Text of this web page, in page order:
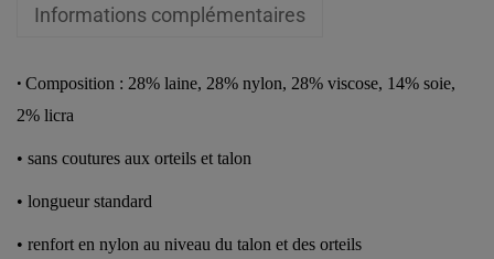
Informations complémentaires
• Composition : 28% laine, 28% nylon, 28% viscose, 14% soie,
2% licra
• sans coutures aux orteils et talon
• longueur standard
• renfort en nylon au niveau du talon et des orteils